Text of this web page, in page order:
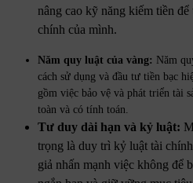
nâng cao kỹ năng kiếm tiền
chính của mình.
Năm quy luật của vàng: Năm
cách sử dụng và đầu tư tiền bạc
gồm việc bảo vệ và phát triển tài
toàn và có tính toán.
Tư duy dài hạn và kỷ luật:
trọng là duy trì kỷ luật tài
giả nhấn mạnh việc không để